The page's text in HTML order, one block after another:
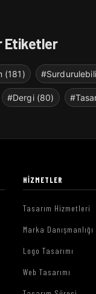
Etiketler
(181)
#Dergi (80)
HIZMETLER
Tasarım Hizmetleri
Marka Danışmanlığı
Logo Tasarımı
Web Tasarımı